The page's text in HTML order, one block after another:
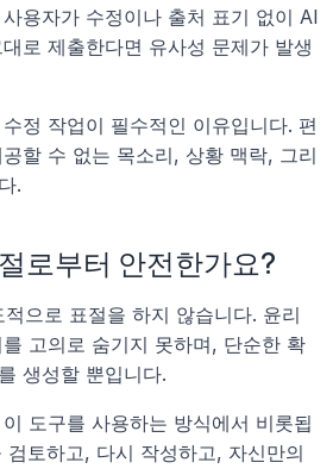
용자가 수정이나 출처 표기 없이 AI
로 제출한다면 유사성 문제가 발생
정 작업이 필수적인 이유입니다. 편
할 수 없는 목소리, 상황 맥락, 그리
.
로부터 안전한가요?
으로 표절을 하지 않습니다. 윤리
고의로 숨기지 못하며, 단순한 확
생성할 뿐입니다.
도구를 사용하는 방식에서 비롯됩
검토하고, 다시 작성하고, 자신만의